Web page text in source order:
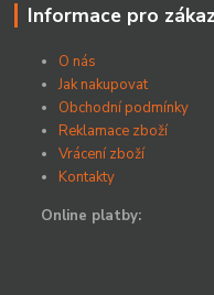
Informace pro
O nás
Jak nakupovat
Obchodní podmínky
Reklamace zboží
Vrácení zboží
Kontakty
Online platby: